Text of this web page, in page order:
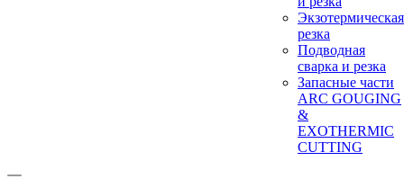
Экзотермическая
резка
Подводная
сварка и резка
Запасные части
ARC GOUGING
&
EXOTHERMIC
CUTTING